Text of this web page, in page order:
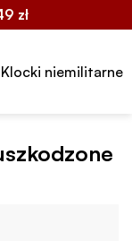
zł
Klocki niemilitarne